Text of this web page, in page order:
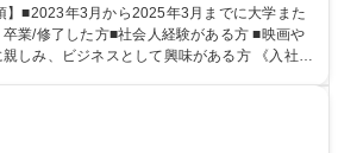
開発エンジニ ア/インフラエンジニアな
ー/イラストレ ーターなど）等から、面接で
ジションをご案内いたします。ゲームやエン
プンポジショ
ム/WEB面接
】■2023年3月から2025年3月までに大学また
業/修了した方■社会人経験がある方 ■映画や
、ビジネスとして興味がある方 《入社実